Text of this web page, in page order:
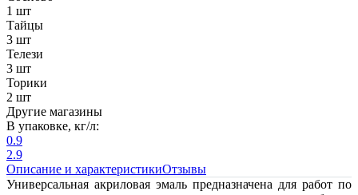
1 шт
Тайцы
3 шт
Телези
3 шт
Торики
2 шт
Другие магазины
В упаковке, кг/л:
0.9
2.9
Описание и характеристикиОтзывы
Универсальная акриловая эмаль предназначена для работ по